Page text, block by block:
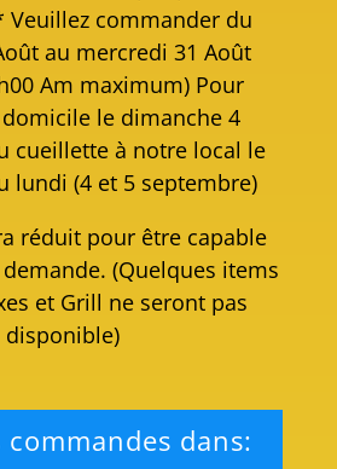
Veuillez commander du
au mercredi 31 Août
Am maximum) Pour
le dimanche 4
cueillette à notre local le
lundi (4 et 5 septembre)
réduit pour être capable
(Quelques items
et Grill ne seront pas
disponible)
commandes dans: